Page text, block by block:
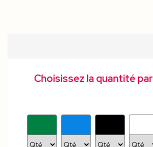
Choisissez la quantité